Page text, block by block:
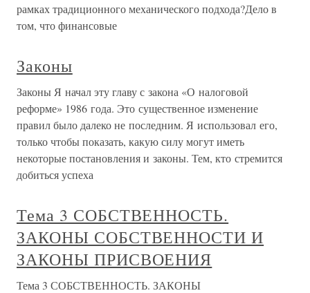
рамках традиционного механического подхода?Дело в
том, что финансовые
Законы
Законы Я начал эту главу с закона «О налоговой
реформе» 1986 года. Это существенное изменение
правил было далеко не последним. Я использовал его,
только чтобы показать, какую силу могут иметь
некоторые постановления и законы. Тем, кто стремится
добиться успеха
Тема 3 СОБСТВЕННОСТЬ.
ЗАКОНЫ СОБСТВЕННОСТИ И
ЗАКОНЫ ПРИСВОЕНИЯ
Тема 3 СОБСТВЕННОСТЬ. ЗАКОНЫ